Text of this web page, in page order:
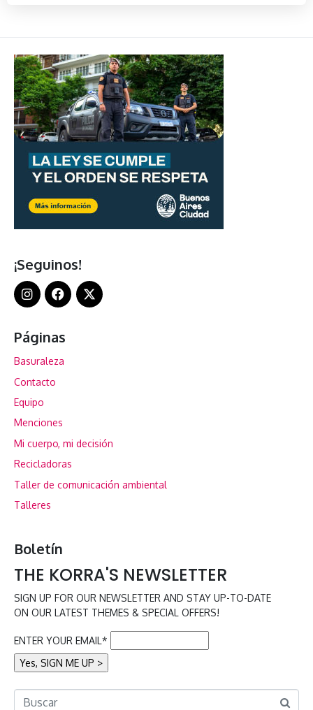
¡Seguinos!
Páginas
Basuraleza
Contacto
Equipo
Menciones
Mi cuerpo, mi decisión
Recicladoras
Taller de comunicación ambiental
Talleres
Boletín
THE KORRA'S NEWSLETTER
SIGN UP FOR OUR NEWSLETTER AND STAY UP-TO-DATE
ON OUR LATEST THEMES & SPECIAL OFFERS!
ENTER YOUR EMAIL*